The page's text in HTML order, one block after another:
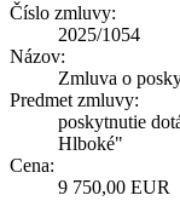
Číslo zmluvy:
2025/1054
Názov:
Zmluva o
Predmet zmluvy:
poskytnutie
Hlboké"
Cena:
9 750,00 EUR